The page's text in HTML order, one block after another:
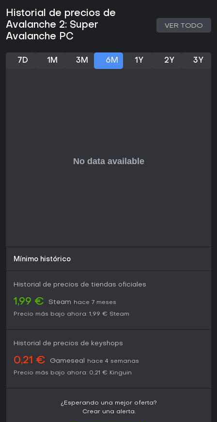
desafío en las partidas más competitivas. La acción va
acompañada de una banda sonora de calidad. Es un
plataformas arcade centrado, con soporte cooperativo,
disponible en PC sin necesidad de actualizaciones
un plataformas preciso con un sistema de progresión ligero
encontrarán en sus mecánicas un valor constante.
Historial de precios de
Avalanche 2: Super
Avalanche PC
VER TODO
7D 1M 3M 6M 1Y 2Y 3Y
Mínimo histórico
Historial de precios de tiendas oficiales
1,99 € Steam
hace 7 meses
Precio más bajo ahora: 1,99 € Steam
Historial de precios de keyshops
0,21 € Gameseal
hace 4 semanas
Precio más bajo ahora: 0,21 € Kinguin
¿Esperando una mejor oferta?
Crear una alerta.